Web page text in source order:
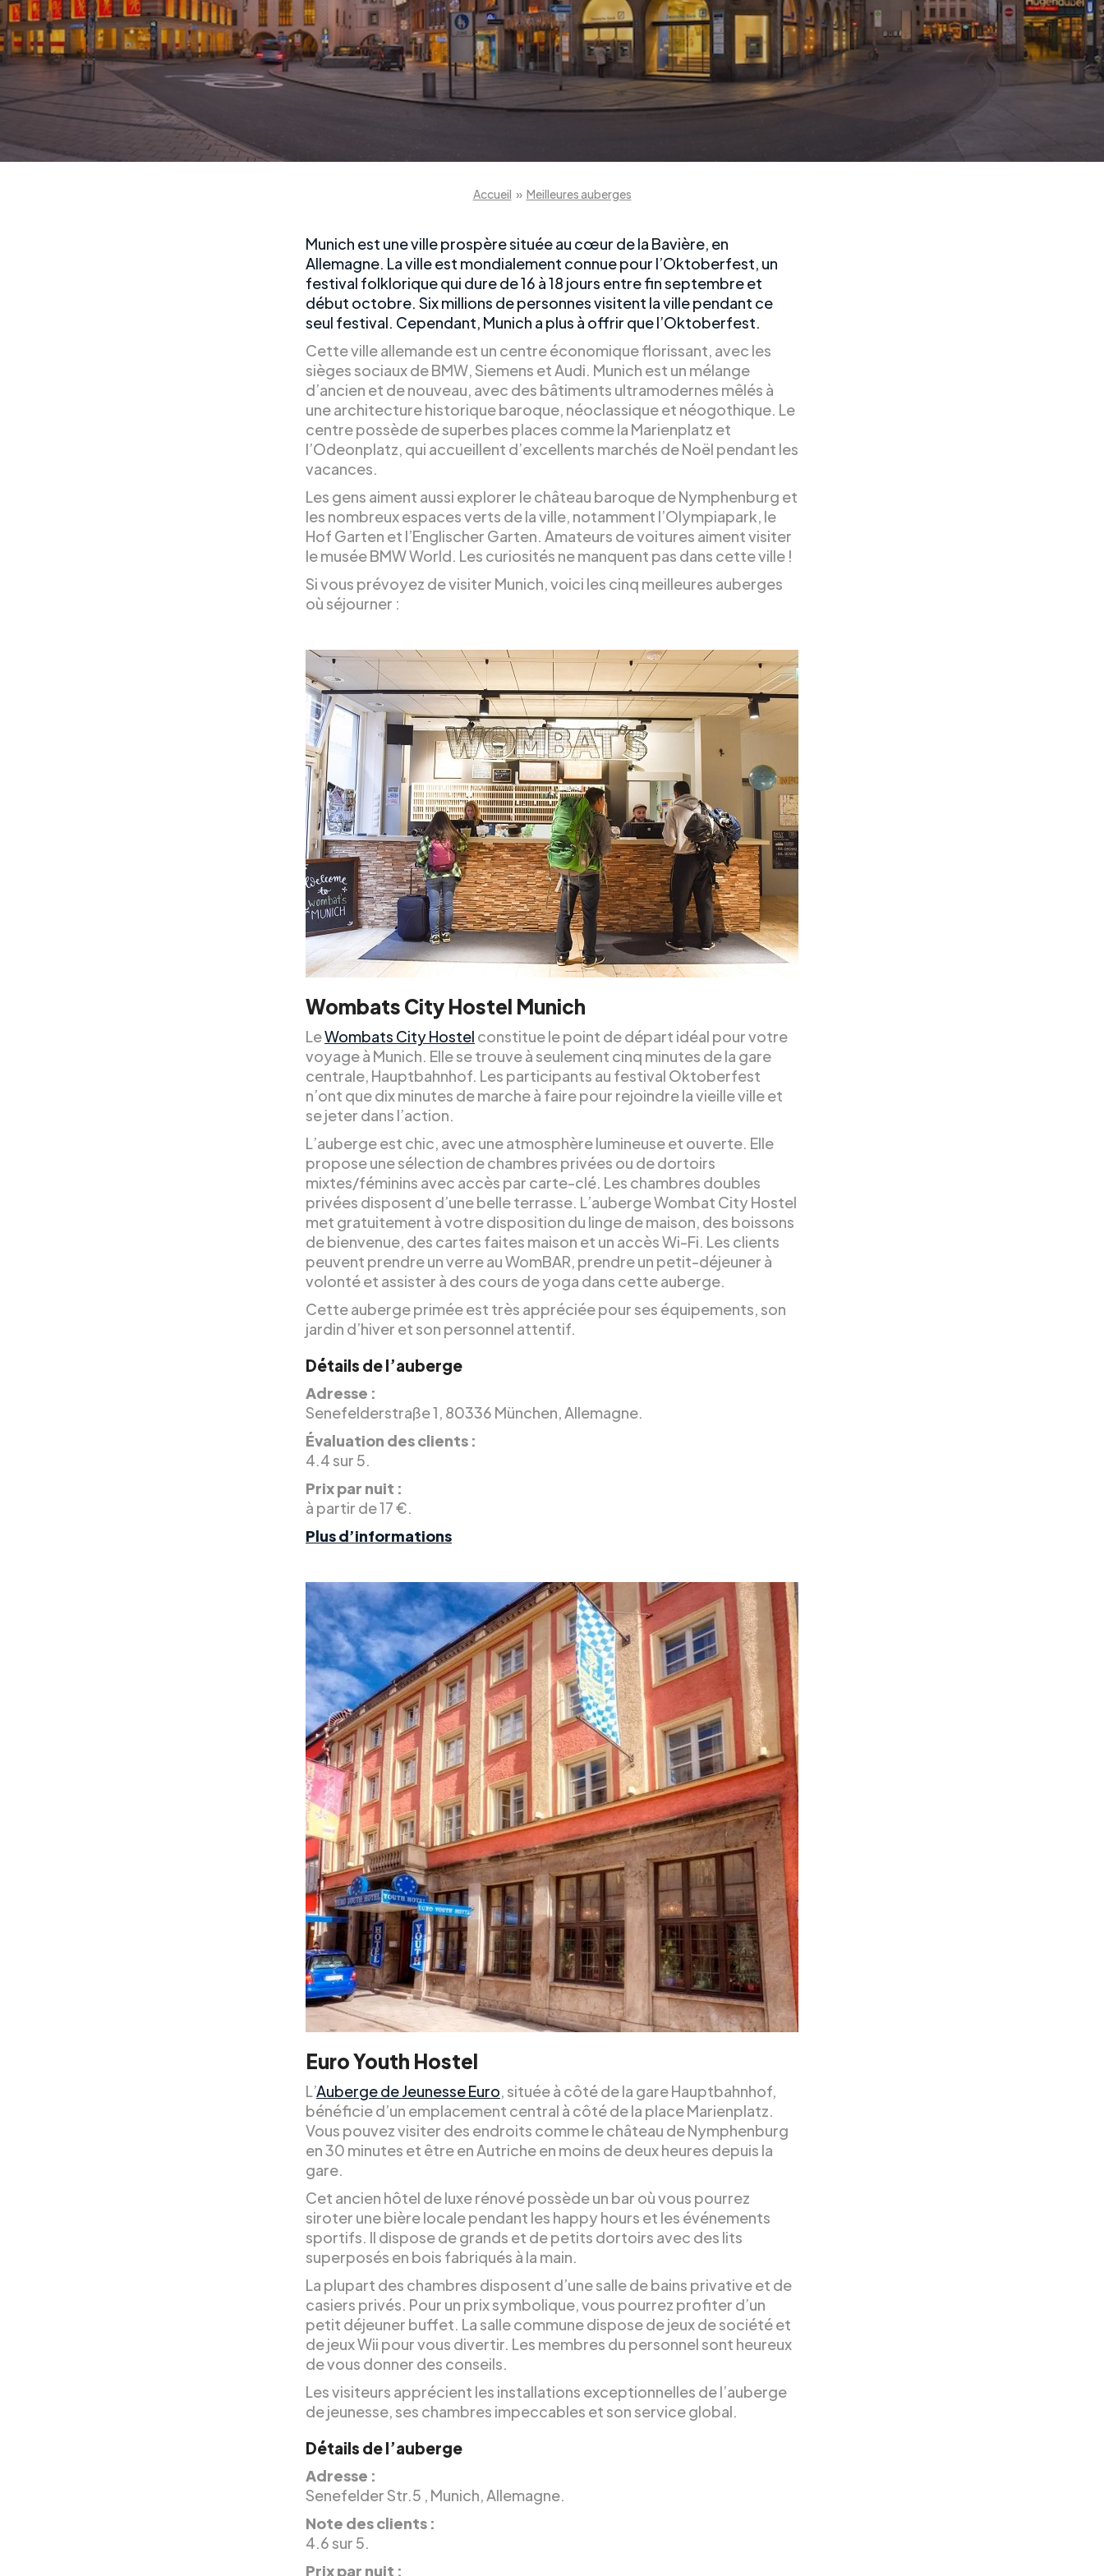
Accueil » Meilleures auberges
Munich est une ville prospère située au cœur de la Bavière, en
Allemagne. La ville est mondialement connue pour l’Oktoberfest, un
festival folklorique qui dure de 16 à 18 jours entre fin septembre et
début octobre. Six millions de personnes visitent la ville pendant ce
seul festival. Cependant, Munich a plus à offrir que l’Oktoberfest.
Cette ville allemande est un centre économique florissant, avec les
sièges sociaux de BMW, Siemens et Audi. Munich est un mélange
d’ancien et de nouveau, avec des bâtiments ultramodernes mêlés à
une architecture historique baroque, néoclassique et néogothique. Le
centre possède de superbes places comme la Marienplatz et
l’Odeonplatz, qui accueillent d’excellents marchés de Noël pendant les
vacances.
Les gens aiment aussi explorer le château baroque de Nymphenburg et
les nombreux espaces verts de la ville, notamment l’Olympiapark, le
Hof Garten et l’Englischer Garten. Amateurs de voitures aiment visiter
le musée BMW World. Les curiosités ne manquent pas dans cette ville !
Si vous prévoyez de visiter Munich, voici les cinq meilleures auberges
où séjourner :
Wombats City Hostel Munich
LeWombats City Hostel constitue le point de départ idéal pour votre
voyage à Munich. Elle se trouve à seulement cinq minutes de la gare
centrale, Hauptbahnhof. Les participants au festival Oktoberfest
n’ont que dix minutes de marche à faire pour rejoindre la vieille ville et
se jeter dans l’action.
L’auberge est chic, avec une atmosphère lumineuse et ouverte. Elle
propose une sélection de chambres privées ou de dortoirs
mixtes/féminins avec accès par carte-clé. Les chambres doubles
privées disposent d’une belle terrasse. L’auberge Wombat City Hostel
met gratuitement à votre disposition du linge de maison, des boissons
de bienvenue, des cartes faites maison et un accès Wi-Fi. Les clients
peuvent prendre un verre au WomBAR, prendre un petit-déjeuner à
volonté et assister à des cours de yoga dans cette auberge.
Cette auberge primée est très appréciée pour ses équipements, son
jardin d’hiver et son personnel attentif.
Détails de l’auberge
Adresse :
Senefelderstraße 1, 80336 München, Allemagne.
Évaluation des clients :
4.4 sur 5.
Prix par nuit :
à partir de 17 €.
Plus d’informations
Euro Youth Hostel
L’Auberge de Jeunesse Euro, située à côté de la gare Hauptbahnhof,
bénéficie d’un emplacement central à côté de la place Marienplatz.
Vous pouvez visiter des endroits comme le château de Nymphenburg
en 30 minutes et être en Autriche en moins de deux heures depuis la
gare.
Cet ancien hôtel de luxe rénové possède un bar où vous pourrez
siroter une bière locale pendant les happy hours et les événements
sportifs. Il dispose de grands et de petits dortoirs avec des lits
superposés en bois fabriqués à la main.
La plupart des chambres disposent d’une salle de bains privative et de
casiers privés. Pour un prix symbolique, vous pourrez profiter d’un
petit déjeuner buffet. La salle commune dispose de jeux de société et
de jeux Wii pour vous divertir. Les membres du personnel sont heureux
de vous donner des conseils.
Les visiteurs apprécient les installations exceptionnelles de l’auberge
de jeunesse, ses chambres impeccables et son service global.
Détails de l’auberge
Adresse :
Senefelder Str.5 , Munich, Allemagne.
Note des clients :
4.6 sur 5.
Prix par nuit :